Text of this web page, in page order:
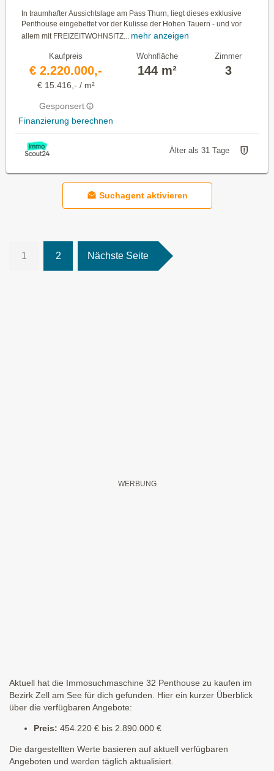
In traumhafter Aussichtslage am Pass Thurn, liegt dieses exklusive
Penthouse eingebettet vor der Kulisse der Hohen Tauern - und vor
allem mit FREIZEITWOHNSITZ...
mehr anzeigen
Kaufpreis
€ 2.220.000,-
€ 15.416,- / m²
Gesponsert
Finanzierung berechnen
Wohnfläche
144 m²
Zimmer
3
Älter als 31 Tage
Suchagent aktivieren
1 2 Nächste Seite
Aktuell hat die Immosuchmaschine 32 Penthouse zu kaufen im
Bezirk Zell am See für dich gefunden. Hier ein kurzer Überblick
über die verfügbaren Angebote:
Preis: 454.220 € bis 2.890.000 €
Die dargestellten Werte basieren auf aktuell verfügbaren
Angeboten und werden täglich aktualisiert.